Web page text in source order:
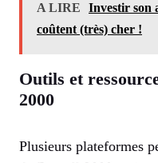
A LIRE
Investir son
coûtent (très) cher !
Outils et
2000
Plusieurs plateformes